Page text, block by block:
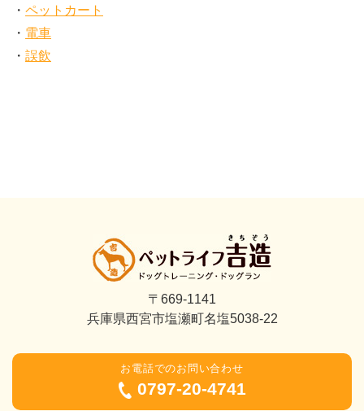
ペットカート
電車
誤飲
〒669-1141
兵庫県西宮市塩瀬町名塩5038-22
お電話でのお問い合わせ
0797-20-4741